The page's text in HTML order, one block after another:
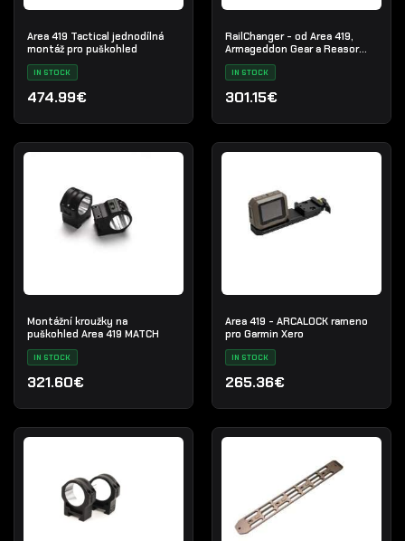
Area 419 Tactical jednodílná
montáž pro puškohled
IN STOCK
474.99€
RailChanger - od Area 419,
Armageddon Gear a Reasor
Precision
IN STOCK
301.15€
Montážní kroužky na
puškohled Area 419 MATCH
IN STOCK
321.60€
Area 419 - ARCALOCK rameno
pro Garmin Xero
IN STOCK
265.36€